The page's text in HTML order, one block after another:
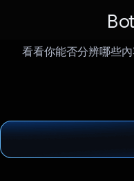
看看你能否分辨哪些